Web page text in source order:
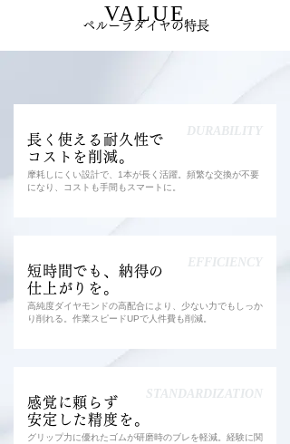
VALUE
ペルーラダイヤの特長
DURABILITY
長く使える耐久性で
コストを削減。
摩耗しにくい設計で、1本が長く活躍。頻繁な交換が不要
になり、コストも手間もスマートに。
EFFICIENCY
短時間でも、納得の
仕上がりを。
高純度ダイヤモンドの高配合により、少ない力でもしっか
り削れる。作業スピードUPで人件費も削減。
STANDARDIZATION
感覚に頼らず
安定した精度を。
グリップ力に優れたゴムが研磨時のブレを軽減。経験に関